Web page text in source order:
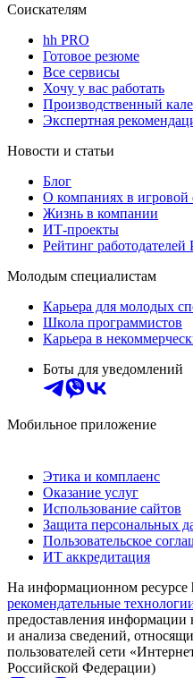
Соискателям
hh PRO
Готовое резюме
Все сервисы
Хочу у вас работать
Производственный
Экспертная
Новости и статьи
Блог
О компаниях в игровой
Жизнь в компании
ИТ-проекты
Рейтинг работодателей
Молодым специалистам
Карьера для молодых
Школа программистов
Карьера в
Боты для уведомлений
Мобильное приложение
Этика и комплаенс
Оказание услуг
Использование сайтов
Защита персональных
Пользовательское
ИТ аккредитация
На информационном ресурсе
рекомендательные
предоставления информации
и анализа сведений,
пользователей сети
Российской Федерации)